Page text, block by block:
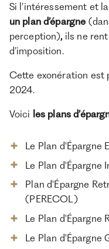
Si l’intéressement et
un plan d’épargne
perception), ils ne
d’imposition.
Cette exonération est
2024.
Voici les plans
Le Plan d'Épargne
Le Plan d'Épargne
Plan d'Épargne
(PERECOL)
Le Plan
Le Plan d'Épargne